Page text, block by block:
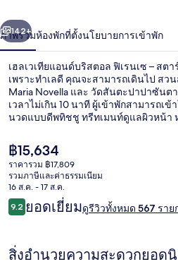
ตอล
ฟิเรน
เซ
ส
ตาร์
โฮ
ลส์
า
ถัดไป
142+
ภาพรวมห้องพักที่ตั้งนโยบายการเข้าพัก
เฮลเวเทียแอนด์บริสตอล ฟิเรนเซ – สต
เพราะทำเลดี คุณจะสามารถเดินไป สวน
Maria Novella และ วัดสันตะปาปาซันต
เวลาไม่เกิน 10 นาที ผู้เข้าพักสามารถเ
นวดแบบดีพทิชชู ทรีทเมนท์ดูแลผิวหน้า
บริการอาหารเย็น ไฮไลท์เพิ่มเติมในโร
นจ์ ฟิตเนส 24 ชม. และห้องอบไอน้ำ นักเ
กับพนักงานและสภาพที่พัก ใกล้ขนส่งสา
รางอูนิตา และ 8 นาทีถึง ป้ายรถรางวัล
เวลลา
ราคา
ปัจจุบัน
฿15,634
฿15,634
ราคารวม ฿17,809
รวมภาษีและค่าธรรมเนียม
16 ส.ค. - 17 ส.ค.
รีวิว
9.29.2 จาก 10
ยอดเยี่ยมดูรีวิวทั้งหมด 567 ราย
สิ่งอำนวยความสะดวกยอด